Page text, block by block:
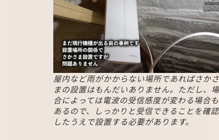
屋内など雨がかからない場所であればさかさ
まの設置はもんだいありません。ただし、場
合によっては電波の受信感度が変わる場合も
あるので、しっかりと受信できることを確認
したうえで設置する必要があります。